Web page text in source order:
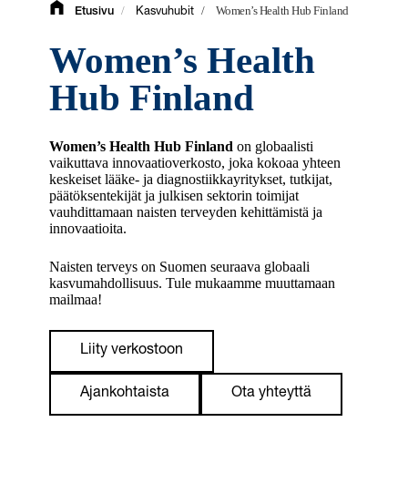
Etusivu / Kasvuhubit / Women’s Health Hub Finland
Women’s Health
Hub Finland
Women’s Health Hub Finland on globaalisti
vaikuttava innovaatioverkosto, joka kokoaa yhteen
keskeiset lääke- ja diagnostiikkayritykset, tutkijat,
päätöksentekijät ja julkisen sektorin toimijat
vauhdittamaan naisten terveyden kehittämistä ja
innovaatioita.
Naisten terveys on Suomen seuraava globaali
kasvumahdollisuus. Tule mukaamme muuttamaan
mailmaa!
Liity verkostoon
Ajankohtaista Ota yhteyttä